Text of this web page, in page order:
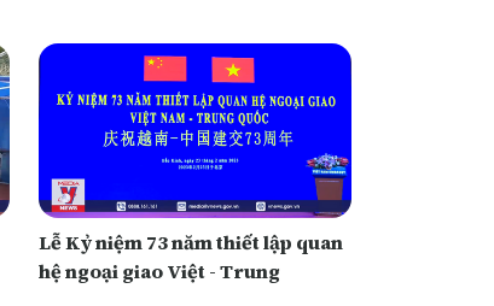
Lễ Kỷ niệm 73 năm thiết lập quan
hệ ngoại giao Việt - Trung